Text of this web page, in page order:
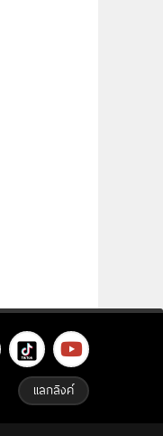
แลกลิงค์